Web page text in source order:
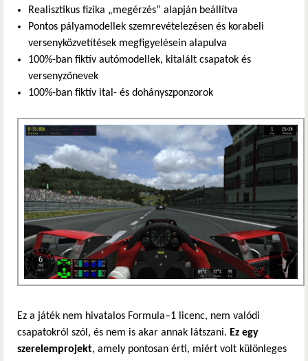
Realisztikus fizika „megérzés” alapján beállítva
Pontos pályamodellek szemrevételezésen és korabeli
versenyközvetítések megfigyelésein alapulva
100%-ban fiktív autómodellek, kitalált csapatok és
versenyzőnevek
100%-ban fiktív ital- és dohányszponzorok
Ez a játék nem hivatalos Formula–1 licenc, nem valódi
csapatokról szól, és nem is akar annak látszani. Ez egy
szerelemprojekt, amely pontosan érti, miért volt különleges